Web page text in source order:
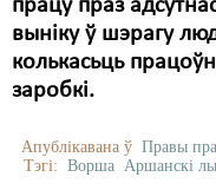
працу праз
выніку ў шэрагу
колькасьць
заробкі.
Апублікавана ў Правы
Тэгі: Ворша Аршанскі